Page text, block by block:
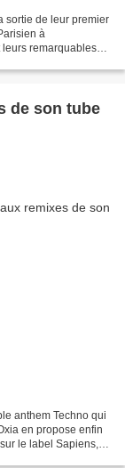
sortie de leur premier
à
leurs remarquables
de son tube
anthem Techno qui
en propose enfin
le label Sapiens,